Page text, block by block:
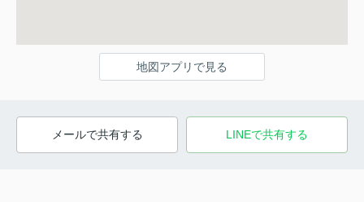
地図アプリで見る
メールで共有する LINEで共有する